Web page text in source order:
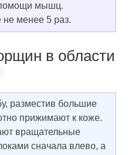
помощи мышц.
менее 5 раз.
в области
разместив большие
прижимают к коже.
вращательные
сначала влево, а